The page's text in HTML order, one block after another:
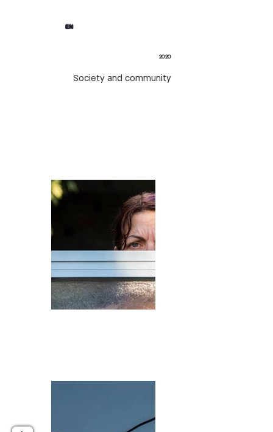
EN
2020
Society and community